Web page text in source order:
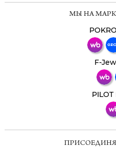
МЫ НА
F-
PILOT